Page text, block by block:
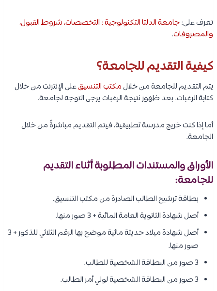
تعرف على:جامعة الدلتا التكنولوجية : التخصصات، شروط القبول،
والمصروفات.
كيفية التقديم للجامعة؟
يتم التقديم للجامعة من خلالمكتب التنسيقعلى الإنترنت من خلال
كتابة الرغبات. بعد ظهور نتيجة الرغبات يرجى التوجه لجامعة.
أما إذا كنت خريج مدرسة تطبيقية، فيتم التقديم مباشرةً من خلال
الجامعة.
الأوراق والمستندات المطلوبة أثناء التقديم
للجامعة:
بطاقة ترشيح الطالب الصادرة من مكتب التنسيق.
أصل شهادة الثانوية العامة المائية + 3 صور منها.
أصل شهادة ميلاد حديثة مائية موضح بها الرقم الثلاثي للذكور + 3
صور منها.
3 صور من البطاقة الشخصية للطالب.
3 صور من البطاقة الشخصية لولي أمر الطالب.